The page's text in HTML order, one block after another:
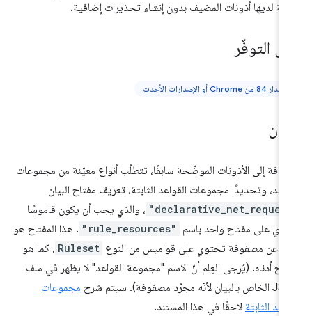
لديها أذونات المضيف بدون إنشاء تحذيرات إضافية.
التوفّر
إلى الأذونات الموضّحة سابقًا، تتطلّب أنواع معيّنة من مجموعات
وتحديدًا مجموعات القواعد الثابتة، تعريف مفتاح البيان
، والذي يجب أن يكون قاموسًا
على مفتاح واحد باسم "rule_resources" . هذا المفتاح هو
عن مصفوفة تحتوي على قواميس من النوع Ruleset ، كما هو
أدناه. (يُرجى العِلم أنّ الاسم "مجموعة القواعد" لا يظهر في ملف
مجموعات
الثابتةلاحقًا في هذا المستند.